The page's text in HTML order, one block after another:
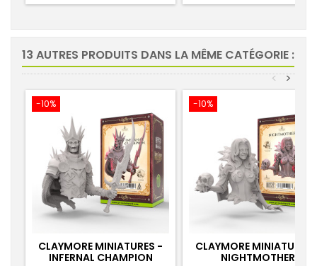
13 AUTRES PRODUITS DANS LA MÊME CATÉGORIE :
>
<
-10%
CLAYMORE MINIATURES -
INFERNAL CHAMPION
-10%
CLAYMORE MINIATURES
NIGHTMOTHER